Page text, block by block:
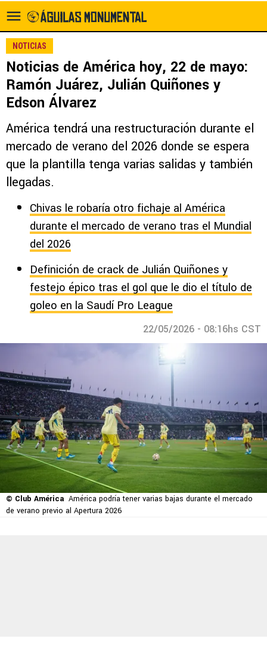
NOTICIAS
Noticias de América hoy, 22 de mayo:
Ramón Juárez, Julián Quiñones y
Edson Álvarez
América tendrá una restructuración durante el
mercado de verano del 2026 donde se espera
que la plantilla tenga varias salidas y también
llegadas.
Chivas le robaría otro fichaje al América
durante el mercado de verano tras el Mundial
del 2026
Definición de crack de Julián Quiñones y
festejo épico tras el gol que le dio el título de
goleo en la Saudí Pro League
22/05/2026 - 08:16hs CST
© Club América América podría tener varias bajas durante el mercado
de verano previo al Apertura 2026